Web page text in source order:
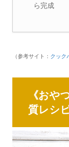
ら完成
（参考サイト： クック
《おや
質レシ